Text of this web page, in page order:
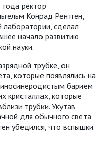
ректор
Конрад Рентген,
сделал
начало развитию
науки.
трубке, он
которые появлялись на
барием
кристаллах, которые
трубки. Укутав
для обычного света
убедился, что вспышки